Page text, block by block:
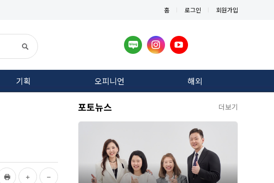
홈 로그인 회원가입
기획 오피니언 해외
포토뉴스 더보기